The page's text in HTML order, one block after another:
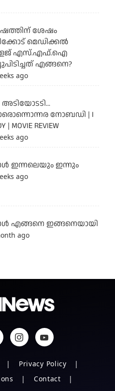
ശേഷം
മെഡിക്കൽ
എസ്.എഫ്.ഐ
എങ്ങനെ?
ago
അടിയോടടി...
നോബഡി | I
| MOVIE REVIEW
ago
ഇന്നലെയും ഇന്നും
ago
എങ്ങനെ ഇങ്ങനെയായി
ago
Privacy Policy
Contact